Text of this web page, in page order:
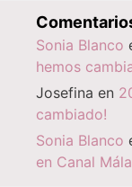
Sonia Blanco
hemos
Josefina en
cambiado!
Sonia Blanco
en Canal